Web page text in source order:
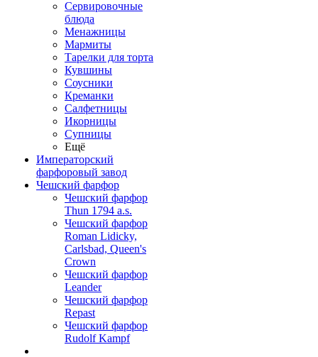
Сервировочные
блюда
Менажницы
Мармиты
Тарелки для торта
Кувшины
Соусники
Креманки
Салфетницы
Икорницы
Супницы
Ещё
Императорский
фарфоровый завод
Чешский фарфор
Чешский фарфор
Thun 1794 a.s.
Чешский фарфор
Roman Lidicky,
Carlsbad, Queen's
Crown
Чешский фарфор
Leander
Чешский фарфор
Repast
Чешский фарфор
Rudolf Kampf